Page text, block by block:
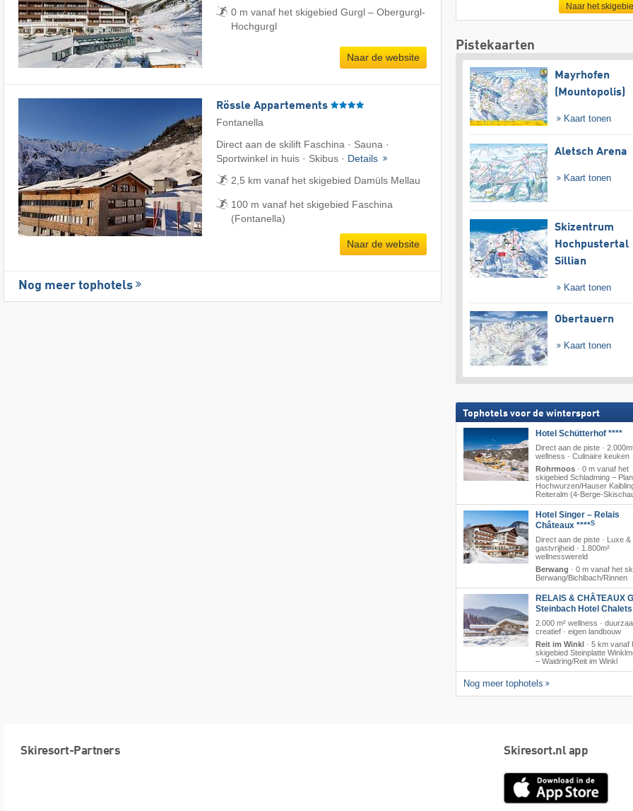
0 m vanaf het skigebied Gurgl – Obergurgl-
Hochgurgl
Naar de website
Rössle Appartements
Fontanella
Direct aan de skilift Faschina · Sauna ·
Sportwinkel in huis · Skibus · Details
2,5 km vanaf het skigebied Damüls Mellau
100 m vanaf het skigebied Faschina
(Fontanella)
Naar de website
Nog meer tophotels
Naar het
Pistekaarten
Mayrhofen
(Mountopolis)
Kaart tonen
Aletsch Arena
Kaart tonen
Skizentrum
Hochpustertal
Sillian
Kaart tonen
Obertauern
Kaart tonen
Tophotels voor de wintersport
Hotel Schütterhof ****
Direct aan de piste ·
wellness · Culinaire keuken
Rohrmoos· 0 m vanaf het
skigebied Schladming –
Hochwurzen/​Hauser
Reiteralm (4-Berge-
Hotel Singer – Relais
Châteaux ****S
Direct aan de piste · Luxe &
gastvrijheid · 1.800m²
wellnesswereld
Berwang · 0 m vanaf het
Berwang/​Bichlbach/​Rinnen
RELAIS & CHÂTEAUX
Steinbach Hotel Chalets
2.000 m² wellness ·
creatief · eigen landbouw
Reit im Winkl · 5 km vanaf
skigebied Steinplatte
– Waidring/​Reit im Winkl
Nog meer tophotels
Skiresort-Partners Skiresort.nl app
App